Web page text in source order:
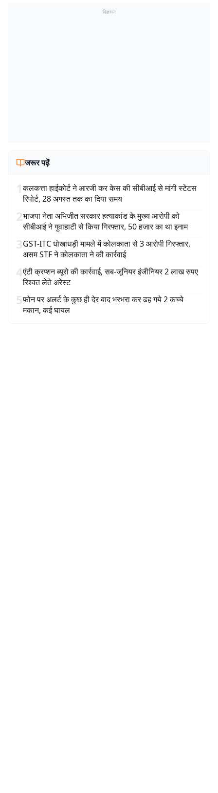
विज्ञापन
जरूर पढ़ें
1कलकत्ता हाईकोर्ट ने आरजी कर केस की सीबीआई से मांगी स्टेटस
रिपोर्ट, 28 अगस्त तक का दिया समय
2भाजपा नेता अभिजीत सरकार हत्याकांड के मुख्य आरोपी को
सीबीआई ने गुवाहाटी से किया गिरफ्तार, 50 हजार का था इनाम
3GST-ITC धोखाधड़ी मामले में कोलकाता से 3 आरोपी गिरफ्तार,
असम STF ने कोलकाता ने की कार्रवाई
4एंटी क्रप्शन ब्यूरो की कार्रवाई, सब-जूनियर इंजीनियर 2 लाख रुपए
रिश्वत लेते अरेस्ट
5फोन पर अलर्ट के कुछ ही देर बाद भरभरा कर ढह गये 2 कच्चे
मकान, कई घायल